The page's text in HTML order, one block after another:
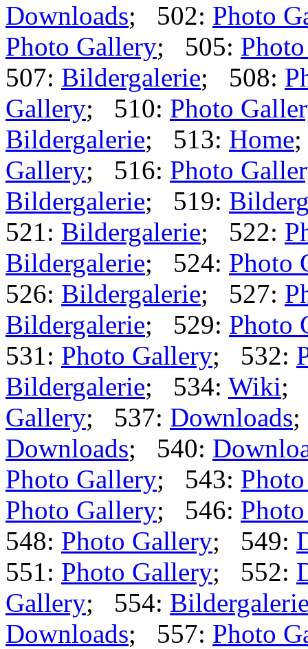
Downloads; 502: Photo
Photo Gallery; 505:
507: Bildergalerie; 508:
Gallery; 510: Photo
Bildergalerie; 513: Home
Gallery; 516: Photo
Bildergalerie; 519:
521: Bildergalerie; 522:
Bildergalerie; 524: Photo
526: Bildergalerie; 527:
Bildergalerie; 529: Photo
531: Photo Gallery; 532:
Bildergalerie; 534: Wiki;
Gallery; 537: Downloads
Downloads; 540:
Photo Gallery; 543:
Photo Gallery; 546:
548: Photo Gallery; 549:
551: Photo Gallery; 552:
Gallery; 554:
Downloads; 557: Photo